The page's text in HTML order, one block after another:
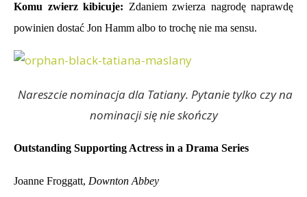
Komu zwierz kibicuje: Zdaniem zwierza nagrodę naprawdę
powinien dostać Jon Hamm albo to trochę nie ma sensu.
Nareszcie nominacja dla Tatiany. Pytanie tylko czy na
nominacji się nie skończy
Outstanding Supporting Actress in a Drama Series
Joanne Froggatt, Downton Abbey